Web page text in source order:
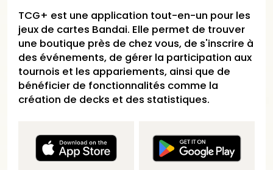
TCG+ est une application tout-en-un pour les
jeux de cartes Bandai. Elle permet de trouver
une boutique près de chez vous, de s'inscrire à
des événements, de gérer la participation aux
tournois et les appariements, ainsi que de
bénéficier de fonctionnalités comme la
création de decks et des statistiques.